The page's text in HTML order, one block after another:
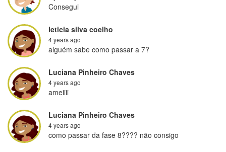
Consegui
leticia silva coelho
4 years ago
alguém sabe como passar a 7?
Luciana Pinheiro Chaves
4 years ago
ameiiii
Luciana Pinheiro Chaves
4 years ago
como passar da fase 8???? não consigo